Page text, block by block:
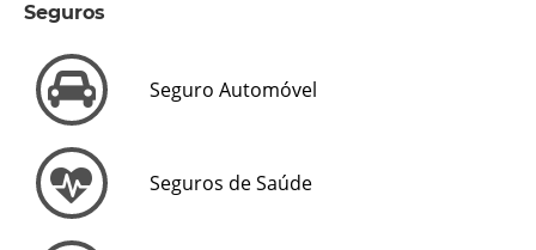
Seguros
Seguro Automóvel
Seguros de Saúde